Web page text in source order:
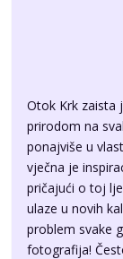
Otok Krk zaista
prirodom na
ponajviše u
vječna je
pričajući o toj
ulaze u novih
problem svake
fotografija!